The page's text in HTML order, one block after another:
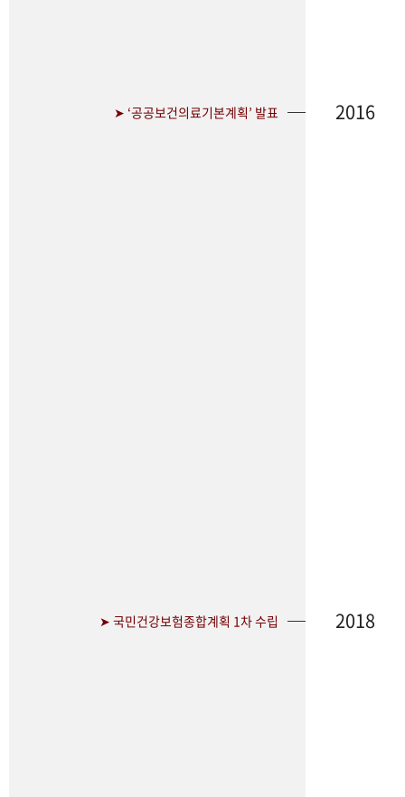
➤ ‘공공보건의료기본계획’ 발표 2016
➤ 국민건강보험종합계획 1차 수립 2018